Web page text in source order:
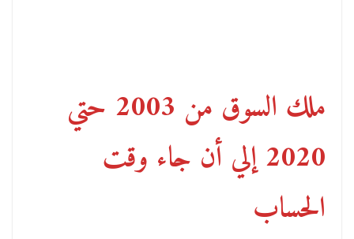
ملك السوق من 2003 حتي
2020 إلي أن جاء وقت
الحساب